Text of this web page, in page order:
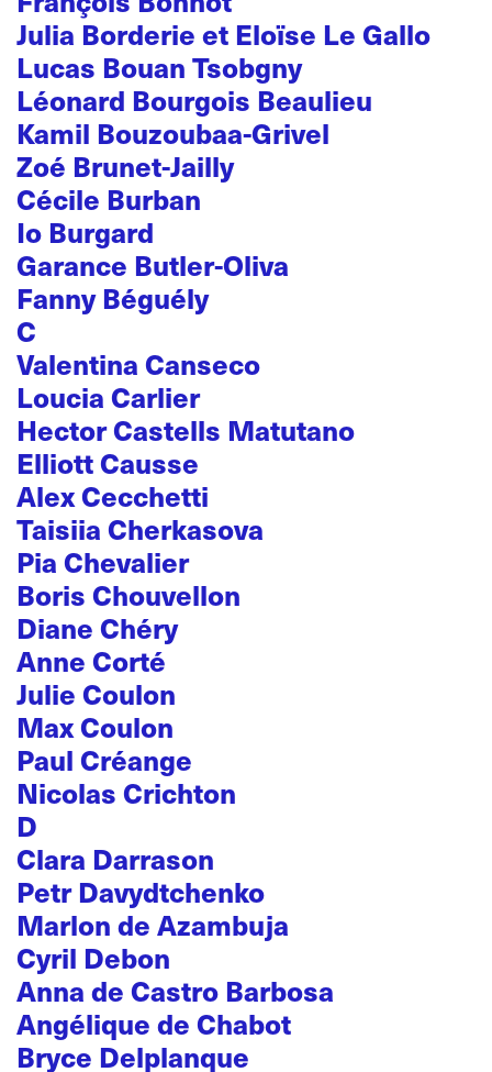
Julia Borderie et Eloïse Le Gallo
Lucas Bouan Tsobgny
Léonard Bourgois Beaulieu
Kamil Bouzoubaa-Grivel
Zoé Brunet-Jailly
Cécile Burban
Io Burgard
Garance Butler-Oliva
Fanny Béguély
C
Valentina Canseco
Loucia Carlier
Hector Castells Matutano
Elliott Causse
Alex Cecchetti
Taisiia Cherkasova
Pia Chevalier
Boris Chouvellon
Diane Chéry
Anne Corté
Julie Coulon
Max Coulon
Paul Créange
Nicolas Crichton
D
Clara Darrason
Petr Davydtchenko
Marlon de Azambuja
Cyril Debon
Anna de Castro Barbosa
Angélique de Chabot
Bryce Delplanque